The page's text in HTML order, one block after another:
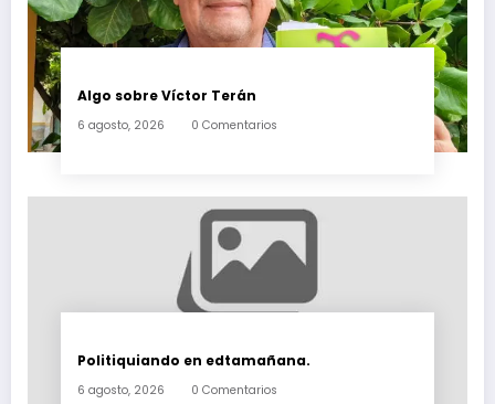
Algo sobre Víctor Terán
6 agosto, 2026 0 Comentarios
Politiquiando en edtamañana.
6 agosto, 2026 0 Comentarios